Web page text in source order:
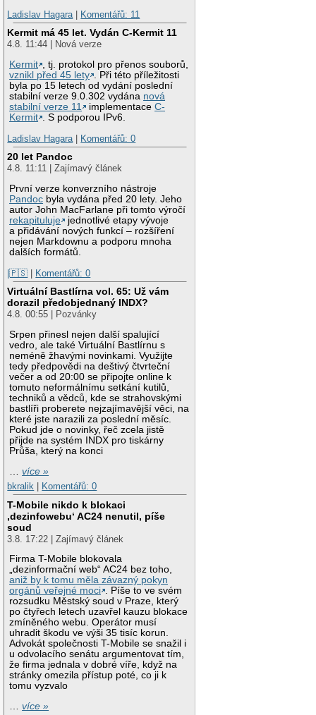
Ladislav Hagara | Komentářů: 11
Kermit má 45 let. Vydán C-Kermit 11
4.8. 11:44 | Nová verze
Kermit , tj. protokol pro přenos souborů,
vznikl před 45 lety . Při této příležitosti
byla po 15 letech od vydání poslední
stabilní verze 9.0.302 vydána nová
stabilní verze 11
implementaceC-
Kermit . S podporou IPv6.
Ladislav Hagara | Komentářů: 0
20 let Pandoc
4.8. 11:11 | Zajímavý článek
První verze konverzního nástroje
Pandoc byla vydána před 20 lety. Jeho
autor John MacFarlane při tomto výročí
rekapituluje
jednotlivé etapy vývoje
a přidávání nových funkcí – rozšíření
nejen Markdownu a podporu mnoha
dalších formátů.
|🇵🇸 | Komentářů: 0
Virtuální Bastlírna vol. 65: Už vám
dorazil předobjednaný INDX?
4.8. 00:55 | Pozvánky
Srpen přinesl nejen další spalující
vedro, ale také Virtuální Bastlírnu s
neméně žhavými novinkami. Využijte
tedy předpovědi na deštivý čtvrteční
večer a od 20:00 se připojte online k
tomuto neformálnímu setkání kutilů,
techniků a vědců, kde se strahovskými
bastlíři proberete nejzajímavější věci, na
které jste narazili za poslední měsíc.
Pokud jde o novinky, řeč zcela jistě
přijde na systém INDX pro tiskárny
Průša, který na konci
…více »
bkralik
Komentářů: 0
T-Mobile nikdo k blokaci
‚dezinfowebu‘ AC24 nenutil, píše
soud
3.8. 17:22 | Zajímavý článek
Firma T-Mobile blokovala
„dezinformační web“ AC24 bez toho,
aniž by k tomu měla závazný pokyn
orgánů veřejné moci . Píše to ve svém
rozsudku Městský soud v Praze, který
po čtyřech letech uzavřel kauzu blokace
zmíněného webu. Operátor musí
uhradit škodu ve výši 35 tisíc korun.
Advokát společnosti T-Mobile se snažil i
u odvolacího senátu argumentovat tím,
že firma jednala v dobré víře, když na
stránky omezila přístup poté, co ji k
tomu vyzvalo
…více »